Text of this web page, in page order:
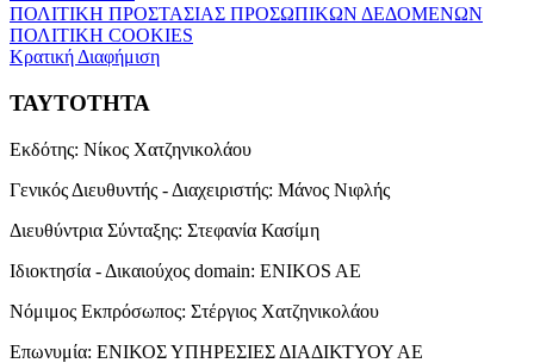
ΠΟΛΙΤΙΚΗ ΠΡΟΣΤΑΣΙΑΣ ΠΡΟΣΩΠΙΚΩΝ ΔΕΔΟΜΕΝΩΝ
ΠΟΛΙΤΙΚΗ COOKIES
Κρατική Διαφήμιση
ΤΑΥΤΟΤΗΤΑ
Εκδότης: Νίκος Χατζηνικολάου
Γενικός Διευθυντής - Διαχειριστής: Μάνος Νιφλής
Διευθύντρια Σύνταξης: Στεφανία Κασίμη
Ιδιοκτησία - Δικαιούχος domain: ENIKOS AE
Νόμιμος Εκπρόσωπος: Στέργιος Χατζηνικολάου
Επωνυμία: ΕΝΙΚΟΣ ΥΠΗΡΕΣΙΕΣ ΔΙΑΔΙΚΤΥΟΥ ΑΕ